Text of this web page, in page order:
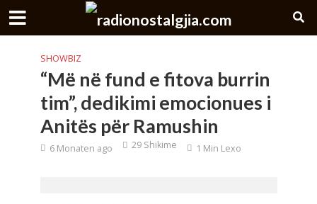
SHOWBIZ
“Më në fund e fitova burrin
tim”, dedikimi emocionues i
Anitës për Ramushin
6 Monaten ago 29 Shikime 1 Min Lexo